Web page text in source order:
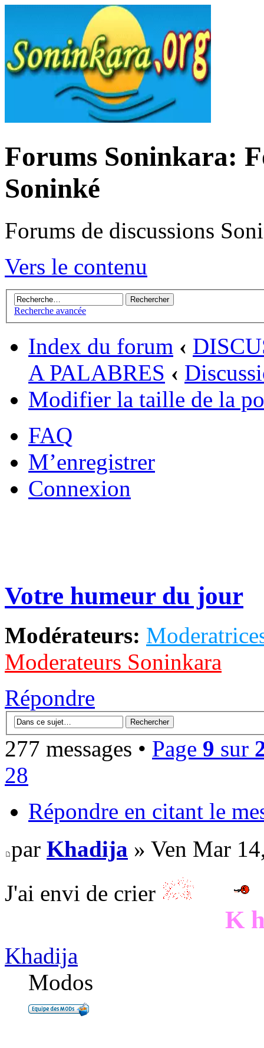
Forums Soninkara:
Soninké
Forums de discussions
Vers le contenu
Recherche avancée
Index du forum ‹
A PALABRES ‹
Modifier la taille de la
FAQ
M’enregistrer
Connexion
Votre humeur du jour
Modérateurs:
Moderateurs Soninkara
Répondre
277 messages • Page 9 sur
28
Répondre en citant le
par Khadija » Ven Mar
J'ai envi de crier
K
Khadija
Modos